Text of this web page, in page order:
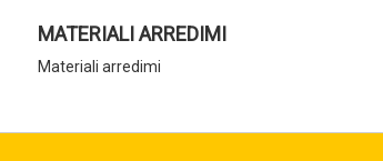
MATERIALI ARREDIMI
Materiali arredimi